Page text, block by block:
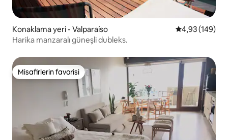
Konaklama yeri - Valparaíso 5 üzerinden
4,93 (149)
Harika manzaralı güneşli dubleks.
Misafirlerin favorisi
Misafirlerin favorisi